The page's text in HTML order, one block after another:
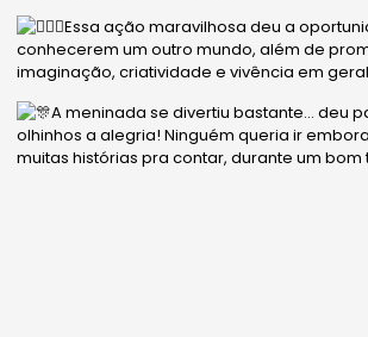
Essa ação maravilhosa deu a
conhecerem um outro mundo, além de
imaginação, criatividade e vivência em
A meninada se divertiu bastante… deu
olhinhos a alegria! Ninguém queria ir
muitas histórias pra contar, durante um bom